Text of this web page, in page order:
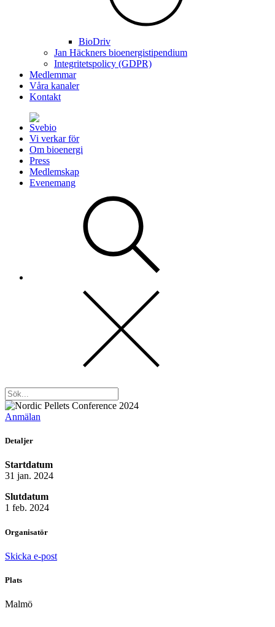
BioDriv
Jan Häckners bioenergistipendium
Integritetspolicy (GDPR)
Medlemmar
Våra kanaler
Kontakt
Vi verkar för
Om bioenergi
Press
Medlemskap
Evenemang
Anmälan
Detaljer
Startdatum
31 jan. 2024
Slutdatum
1 feb. 2024
Organisatör
Skicka e-post
Plats
Malmö